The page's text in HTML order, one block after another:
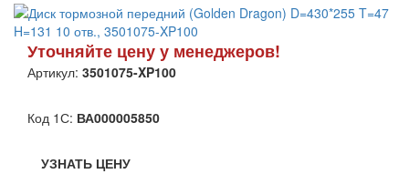
Уточняйте цену у менеджеров!
Артикул: 3501075-XP100
Код 1С: ВА000005850
УЗНАТЬ ЦЕНУ